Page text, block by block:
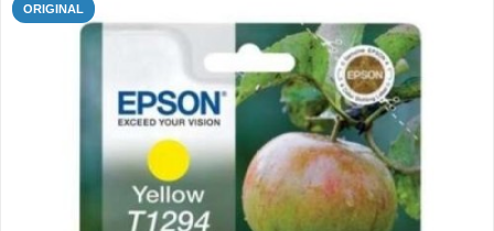
ORIGINAL